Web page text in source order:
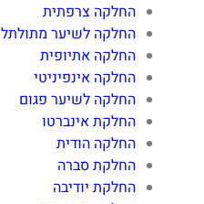
החלקה צרפתית
החלקה לשיער מתולתל
החלקה אתיופית
החלקה אינפיניטי
החלקה לשיער פגום
החלקת אינברטו
החלקה הודית
החלקת סברה
החלקת יודיבה